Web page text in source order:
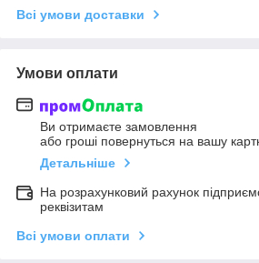
Всі умови доставки
Умови оплати
Ви отримаєте замовлення
або гроші повернуться на вашу
Детальніше
На розрахунковий рахунок
реквізитам
Всі умови оплати